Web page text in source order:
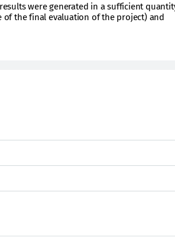
were generated in a sufficient
the final evaluation of the project) and